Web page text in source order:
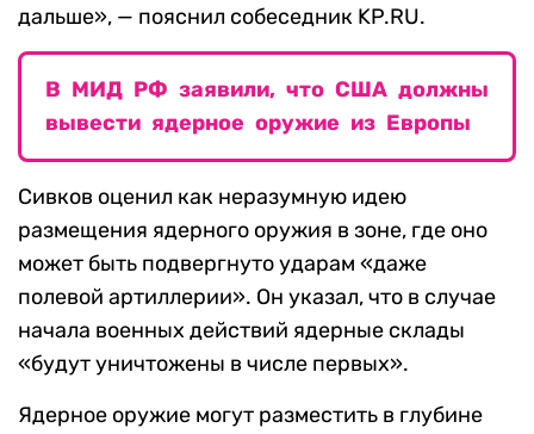
дальше», — пояснил собеседник KP.RU.
В МИД РФ заявили, что США должны
вывести ядерное оружие из Европы
Сивков оценил как неразумную идею
размещения ядерного оружия в зоне, где оно
может быть подвергнуто ударам «даже
полевой артиллерии». Он указал, что в случае
начала военных действий ядерные склады
«будут уничтожены в числе первых».
Ядерное оружие могут разместить в глубине